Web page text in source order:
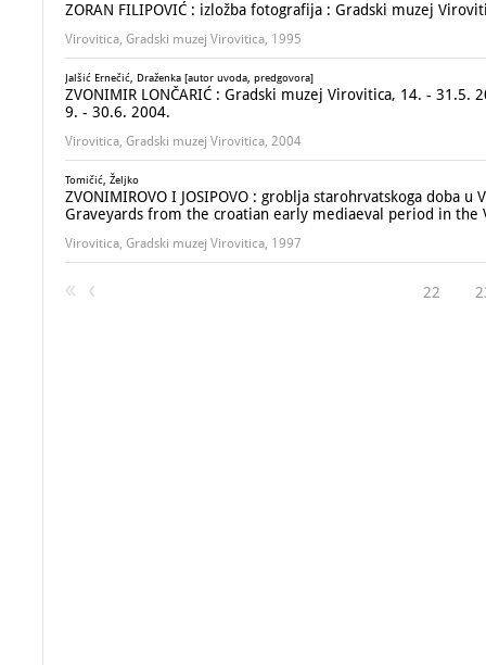
ZORAN FILIPOVIĆ : izložba fotografija : Gradski muzej
Virovitica, Gradski muzej Virovitica, 1995
Jalšić Ernečić, Draženka [autor uvoda, predgovora]
ZVONIMIR LONČARIĆ : Gradski muzej Virovitica, 14. -
9. - 30.6. 2004.
Virovitica, Gradski muzej Virovitica, 2004
Tomičić, Željko
ZVONIMIROVO I JOSIPOVO : groblja starohrvatskoga doba
Graveyards from the croatian early mediaeval period in the
Virovitica, Gradski muzej Virovitica, 1997
22